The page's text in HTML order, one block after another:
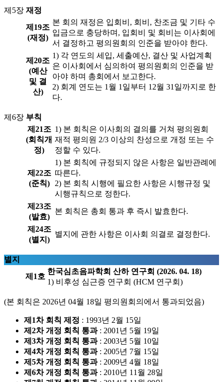
제5장 재정
제19조
(재정)
본 회의 재정은 입회비, 회비, 찬조금 및 기타 수
입금으로 충당하며, 입회비 및 회비는 이사회에
서 결정하고 평의원회의 인준을 받아야 한다.
제20조
(예산
및 결
산)
1) 각 연도의 세입, 세출예산, 결산 및 사업계획
은 이사회에서 심의하여 평의원회의 인준을 받
아야 하며 총회에서 보고한다.
2) 회계 연도는 1월 1일부터 12월 31일까지로 한
다.
제6장 부칙
제21조
(회칙개
정)
1) 본 회칙은 이사회의 결의를 거쳐 평의원회
재적 평의원 2/3 이상의 찬성으로 개정 또는 수
정할 수 있다.
제22조
(준칙)
1) 본 회칙에 규정되지 않은 사항은 일반관례에
따른다.
2) 본 회칙 시행에 필요한 사항은 시행규정 및
시행규칙으로 정한다.
제23조
(발효)
본 회칙은 총회 통과 후 즉시 발효한다.
제24조
(별지)
별지에 관한 사항은 이사회 의결로 결정한다.
별지
제1호
한국심초음파학회 산하 연구회 (2026. 04. 18)
1) 비후성 심근증 연구회 (HCM 연구회)
(본 회칙은 2026년 04월 18일 평의원회의에서 통과되었음)
제1차 회칙 제정 : 1993년 2월 15일
제2차 개정 회칙 통과: 2001년 5월 19일
제3차 개정 회칙 통과: 2003년 5월 10일
제4차 개정 회칙 통과: 2005년 7월 15일
제5차 개정 회칙 통과: 2009년 4월 18일
제6차 개정 회칙 통과: 2010년 11월 28일